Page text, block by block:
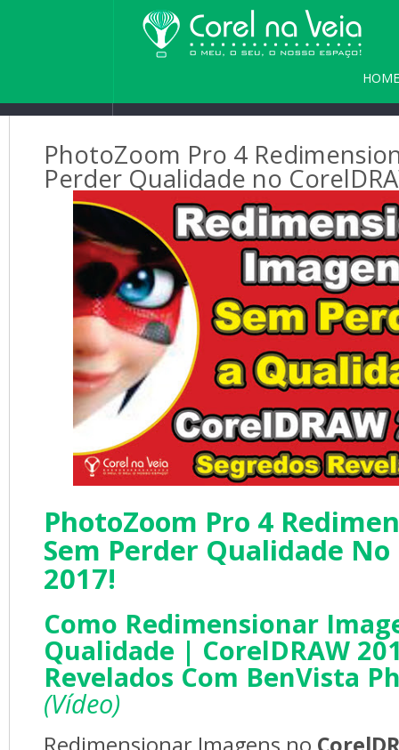
HOME
PhotoZoom Pro 4
Perder Qualidade no
PhotoZoom Pro 4
Sem Perder Qualidade No
2017!
Como Redimensionar
Qualidade | CorelDRAW
Revelados Com BenVista
(Vídeo)
Redimensionar Imagens no